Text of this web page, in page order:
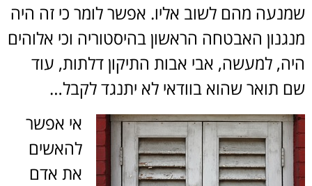
שמנעה מהם לשוב אליו. אפשר לומר כי זה היה
מנגנון האבטחה הראשון בהיסטוריה וכי אלוהים
היה, למעשה, אבי אבות התיקון דלתות, עוד
שם תואר שהוא בוודאי לא יתנגד לקבל…
אי אפשר
להאשים
את אדם